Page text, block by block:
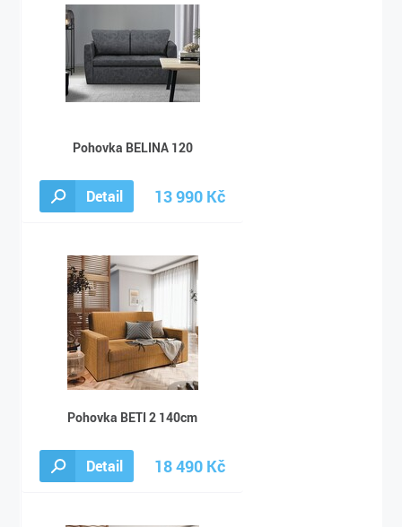
Pohovka BELINA 120
Detail 13 990 Kč
Pohovka BETI 2 140cm
Detail 18 490 Kč